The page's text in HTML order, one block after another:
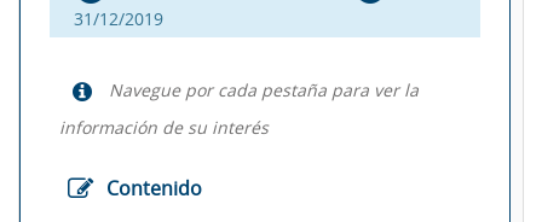
31/12/2019
Navegue por cada pestaña para ver la
información de su interés
Contenido